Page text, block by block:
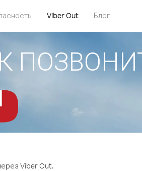
Viber Out Блог
Viber Out.